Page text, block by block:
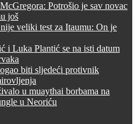
Potrošio je sav novac
još
veliki test za Itaumu: On je
i Luka Plantić se na isti datum
biti sljedeći protivnik
u muaythai borbama na
u Neoriću